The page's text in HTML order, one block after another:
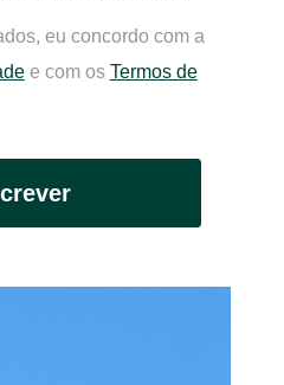
eu concordo com a
e com os Termos de